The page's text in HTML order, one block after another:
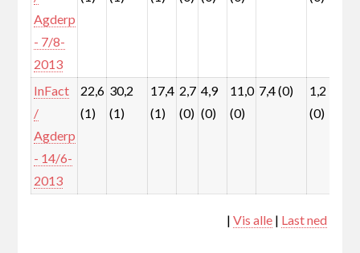
Agderp
- 7/8-
2013
InFact
/
Agderp
- 14/6-
2013
22,6
(1)
30,2
(1)
17,4
(1)
2,7
(0)
4,9
(0)
11,0
(0)
7,4 (0)
1,2
(0)
|Vis alle | Last ned